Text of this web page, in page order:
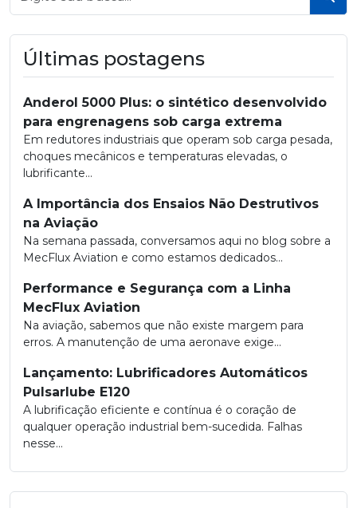
Últimas postagens
Anderol 5000 Plus: o sintético desenvolvido
para engrenagens sob carga extrema
Em redutores industriais que operam sob carga pesada,
choques mecânicos e temperaturas elevadas, o
lubrificante...
A Importância dos Ensaios Não Destrutivos
na Aviação
Na semana passada, conversamos aqui no blog sobre a
MecFlux Aviation e como estamos dedicados...
Performance e Segurança com a Linha
MecFlux Aviation
Na aviação, sabemos que não existe margem para
erros. A manutenção de uma aeronave exige...
Lançamento: Lubrificadores Automáticos
Pulsarlube E120
A lubrificação eficiente e contínua é o coração de
qualquer operação industrial bem-sucedida. Falhas
nesse...